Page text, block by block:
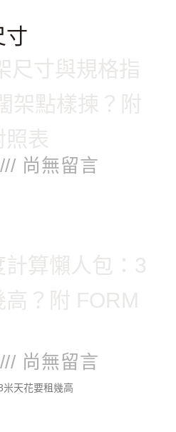
寸
尺寸與規格指
架點樣揀？附
照表
尚無留言
算懶人包：3
？附 FORM
尚無留言
米天花要租幾高